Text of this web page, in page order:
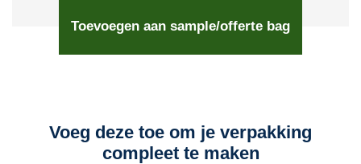
Toevoegen aan sample/offerte bag
Voeg deze toe om je verpakking
compleet te maken